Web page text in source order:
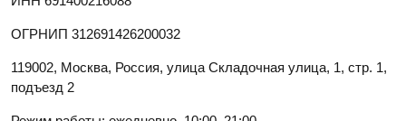
ОГРНИП 312691426200032
119002, Москва, Россия, улица Складочная улица, 1, стр. 1,
подъезд 2